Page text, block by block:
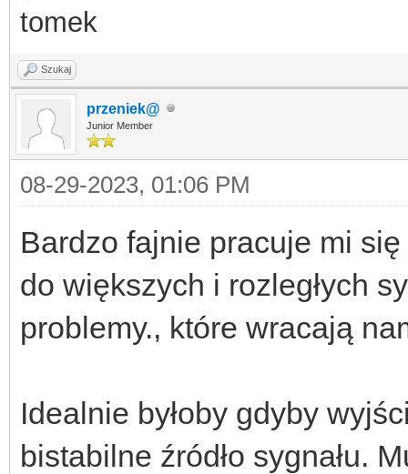
tomek
Szukaj
przeniek@
Junior Member
08-29-2023, 01:06 PM
Bardzo fajnie pracuje mi
do większych i rozległych
problemy., które wracają
Idealnie byłoby gdyby
bistabilne źródło sygnału.